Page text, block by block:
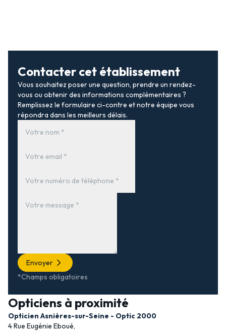
Contacter cet établissement
Vous souhaitez poser une question, prendre un rendez-
vous ou obtenir des informations complémentaires ?
Remplissez le formulaire ci-contre et notre équipe vous
répondra dans les meilleurs délais.
Envoyer
*Champs obligatoires
Opticiens à proximité
Opticien Asnières-sur-Seine - Optic 2000
4 Rue Eugénie Eboué,